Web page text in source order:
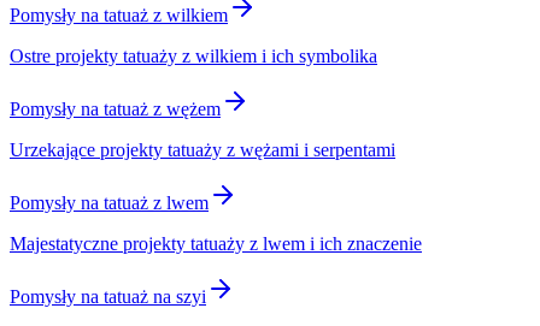
Pomysły na tatuaż z wilkiem
Ostre projekty tatuaży z wilkiem i ich symbolika
Pomysły na tatuaż z wężem
Urzekające projekty tatuaży z wężami i serpentami
Pomysły na tatuaż z lwem
Majestatyczne projekty tatuaży z lwem i ich znaczenie
Pomysły na tatuaż na szyi